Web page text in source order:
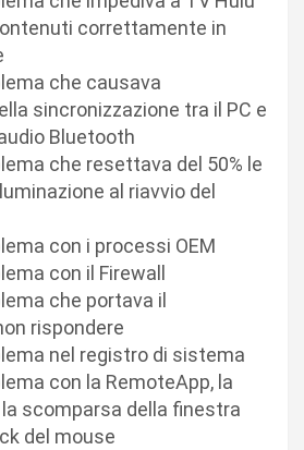
correttamente in
che causava
sincronizzazione tra il PC e
Bluetooth
che resettava del 50% le
al riavvio del
con i processi OEM
con il Firewall
che portava il
rispondere
nel registro di sistema
con la RemoteApp, la
scomparsa della finestra
del mouse